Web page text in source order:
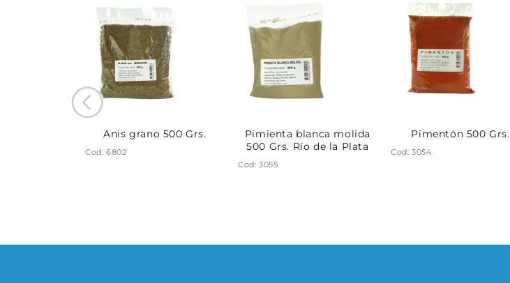
Anis grano 500 Grs.
Cod: 6802
Pimienta blanca molida
500 Grs. Río de la Plata
Cod: 3055
Pimentón 500 Grs.
Cod: 3054